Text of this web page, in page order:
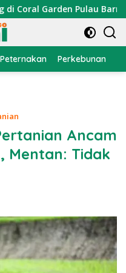
Pulau Barrang Caddi
Peternakan Perkebunan
Ancam
Mentan: Tidak